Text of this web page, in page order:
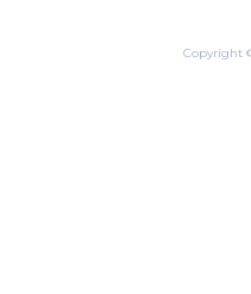
Copyright